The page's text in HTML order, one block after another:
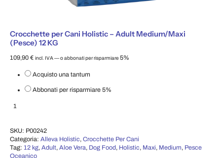
Crocchette per Cani Holistic – Adult Medium/Maxi
(Pesce) 12 KG
109,90 € incl. IVA—o abbonati per risparmiare 5%
Acquisto una tantum
Abbonati per risparmiare 5%
Crocchette per Cani Holistic – Adult Medium/Maxi (Pesce) 12 KG quantità
SKU: P00242
Categoria: Alleva Holistic, Crocchette Per Cani
Tag: 12 kg, Adult, Aloe Vera, Dog Food, Holistic, Maxi, Medium, Pesce
Oceanico